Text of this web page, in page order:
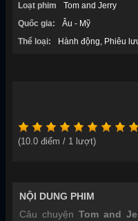
Loạt phim
Tom and Jerry
Quốc gia:
Âu - Mỹ
Thể loại:
Hành động Phiêu
(10.0 điểm / 1 lượt)
NỘI DUNG PHIM
Câu chuyện Tom and